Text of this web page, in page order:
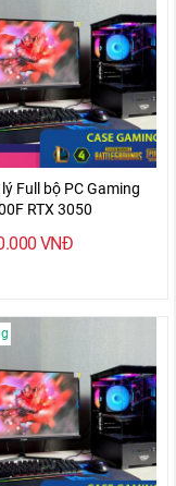
Full bộ PC Gaming
RTX 3050
VNĐ